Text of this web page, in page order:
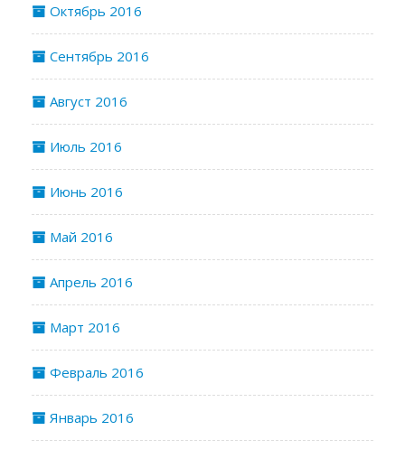
Октябрь 2016
Сентябрь 2016
Август 2016
Июль 2016
Июнь 2016
Май 2016
Апрель 2016
Март 2016
Февраль 2016
Январь 2016